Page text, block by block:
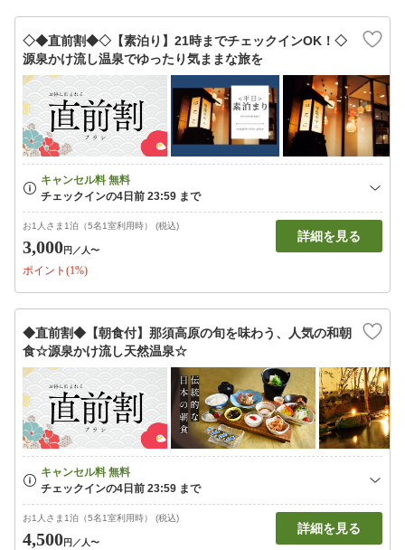
◇◆直前割◆◇【素泊り】21時までチェックインOK！◇
源泉かけ流し温泉でゆったり気ままな旅を
お1人さま1泊（5名1室利用時） (税込)
3,000円 ／人〜
ポイント(1%)
詳細を見る
◆直前割◆【朝食付】那須高原の旬を味わう、人気の和朝
食☆源泉かけ流し天然温泉☆
お1人さま1泊（5名1室利用時） (税込)
4,500円 ／人〜
詳細を見る